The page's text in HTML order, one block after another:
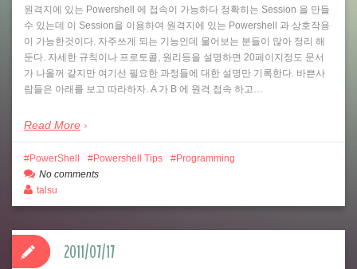
원격지에 있는 Powershell 에 접속이 가능하다 정확히는 Session 을 만들
수 있는데 이 Session을 이용하여 원격지에 있는 Powershell 과 상호작용
이 가능한것이다. 자주쓰게 되는 기능인데 물어보는 분들이 많아 정리 해
둔다. 자세한 규칙이나 프로토콜, 원리등을 설명하면 20페이지정도 문서
가 나올꺼 같지만 여기선 필요한 과정들에 대한 설명만 기록한다. 바쁜사
람들은 아래를 보고 따라하자. A 가 B 에 원격 접속 하고…
Read More
PowerShell Powershell Tips
Programming
No comments
talsu
2011/07/17